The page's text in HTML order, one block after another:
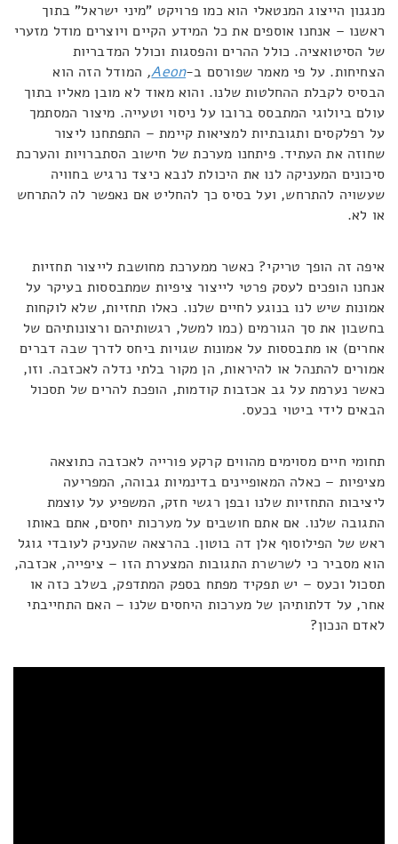
מנגנון הייצוג המנטאלי הוא כמו פרויקט "מיני ישראל" בתוך
ראשנו – אנחנו אוספים את כל המידע הקיים ויוצרים מודל מזערי
של הסיטואציה. כולל ההרים והפסגות וכולל המדבריות
הצחיחות. על פי מאמר שפורסם ב-Aeon
, המודל הזה הוא
הבסיס לקבלת ההחלטות שלנו. והוא מאוד לא מובן מאליו בתוך
עולם ביולוגי המתבסס ברובו על ניסוי וטעייה. מיצור המסתמך
על רפלקסים ותגובתיות למציאות קיימת – התפתחנו ליצור
שחוזה את העתיד. פיתחנו מערכת של חישוב הסתברויות והערכת
סיכונים המעניקה לנו את היכולת לנבא כיצד נרגיש בחוויה
שעשויה להתרחש, ועל בסיס כך להחליט אם נאפשר לה להתרחש
או לא.
איפה זה הופך טריקי? כאשר ממערכת מחושבת לייצור תחזיות
אנחנו הופכים לעסק פרטי לייצור ציפיות שמתבססות בעיקר על
אמונות שיש לנו בנוגע לחיים שלנו. כאלו תחזיות, שלא לוקחות
בחשבון את סך הגורמים (כמו למשל, רגשותיהם ורצונותיהם של
אחרים) או מתבססות על אמונות שגויות ביחס לדרך שבה דברים
אמורים להתנהל או להיראות, הן מקור בלתי נדלה לאכזבה. וזו,
כאשר נערמת על גב אכזבות קודמות, הופכת להרים של תסכול
הבאים לידי ביטוי בכעס.
תחומי חיים מסוימים מהווים קרקע פורייה לאכזבה כתוצאה
מציפיות – כאלה המאופיינים בדינמיות גבוהה, המפריעה
ליציבות התחזיות שלנו ובפן רגשי חזק, המשפיע על עוצמת
התגובה שלנו. אם אתם חושבים על מערכות יחסים, אתם באותו
ראש של הפילוסוף אלן דה בוטון. בהרצאה שהעניק לעובדי גוגל
הוא מסביר כי לשרשרת התגובות המצערת הזו – ציפייה, אכזבה,
תסכול וכעס – יש תפקיד מפתח בספק המתדפק, בשלב כזה או
אחר, על דלתותיהן של מערכות היחסים שלנו – האם התחייבתי
לאדם הנכון?